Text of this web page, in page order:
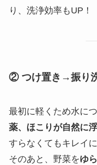
り、洗浄効率もUP！
② つけ置き→振り
最初に軽くため水に
薬、ほこりが自然に
すらなくてもキレイに
そのあと、野菜をゆ